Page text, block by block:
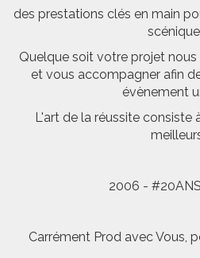
des prestations clés en main
Quelque soit votre projet
et vous accompagner afin
évènement
L'art de la réussite consiste
2006 -
Carrément Prod avec Vous,